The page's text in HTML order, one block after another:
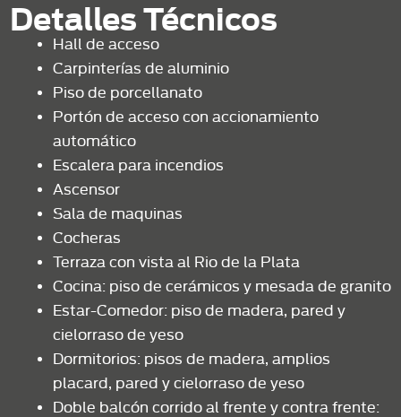
Detalles Técnicos
Hall de acceso
Carpinterías de aluminio
Piso de porcellanato
Portón de acceso con accionamiento
automático
Escalera para incendios
Ascensor
Sala de maquinas
Cocheras
Terraza con vista al Rio de la Plata
Cocina: piso de cerámicos y mesada de granito
Estar-Comedor: piso de madera, pared y
cielorraso de yeso
Dormitorios: pisos de madera, amplios
placard, pared y cielorraso de yeso
Doble balcón corrido al frente y contra frente: